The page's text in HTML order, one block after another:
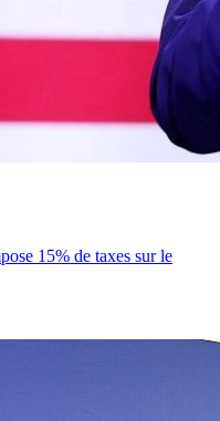
15% de taxes sur le